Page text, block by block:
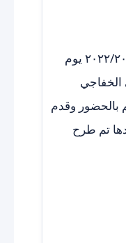
عقد مجلس قسم هندسة تقنيات الأجهزة الطبية اجتماعه الثامن والاخير للعام الدراسي ٢٠٢٢/٢٠٢١ يوم
الخفاجي
بالحضور وقدم
تم طرح